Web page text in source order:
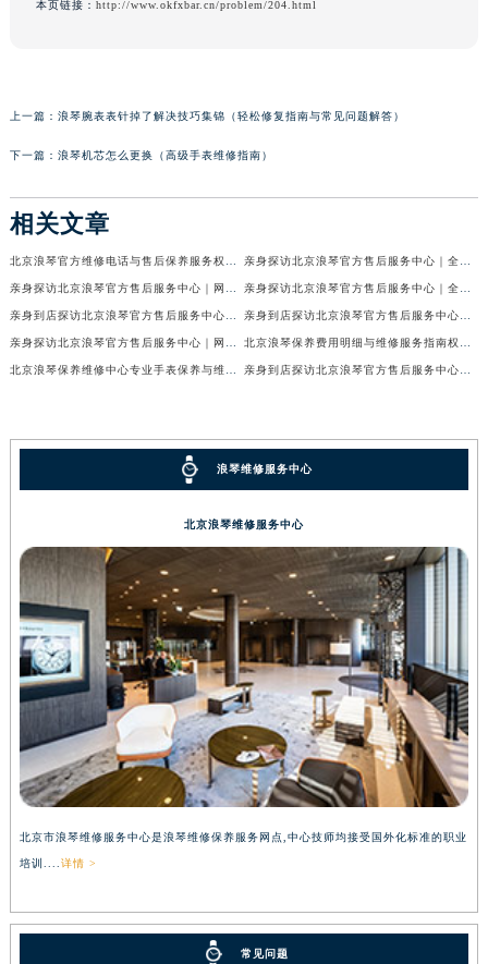
本页链接： http://www.okfxbar.cn/problem/204.html
上一篇： 浪琴腕表表针掉了解决技巧集锦（轻松修复指南与常见问题解答）
下一篇： 浪琴机芯怎么更换（高级手表维修指南）
相关文章
浪琴维修服务中心
北京浪琴维修服务中心
北京市浪琴维修服务中心是浪琴维修保养服务网点,中心技师均接受国外化标准的职业
培训.... 详情 >
常见问题